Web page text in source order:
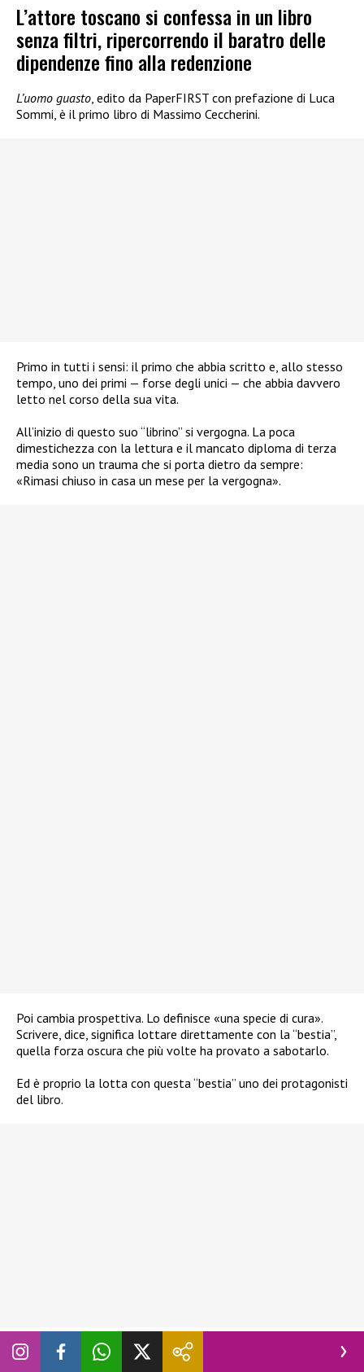
L’attore toscano si confessa in un libro
senza filtri, ripercorrendo il baratro delle
dipendenze fino alla redenzione
L’uomo guasto , edito da PaperFIRST con prefazione di Luca
Sommi, è il primo libro di Massimo Ceccherini.
Primo in tutti i sensi: il primo che abbia scritto e, allo stesso
tempo, uno dei primi — forse degli unici — che abbia davvero
letto nel corso della sua vita.
All’inizio di questo suo “librino” si vergogna. La poca
dimestichezza con la lettura e il mancato diploma di terza
media sono un trauma che si porta dietro da sempre:
«Rimasi chiuso in casa un mese per la vergogna».
Poi cambia prospettiva. Lo definisce «una specie di cura».
Scrivere, dice, significa lottare direttamente con la “bestia”,
quella forza oscura che più volte ha provato a sabotarlo.
Ed è proprio la lotta con questa “bestia” uno dei protagonisti
del libro.
C’è la madre casalinga. C’è il padre imbianchino, che un giorno